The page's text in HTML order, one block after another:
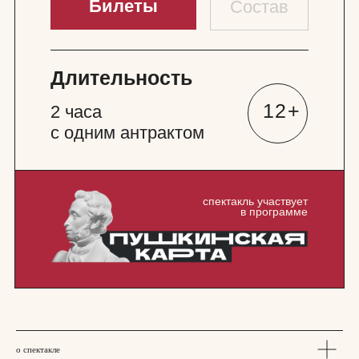
о спектакле